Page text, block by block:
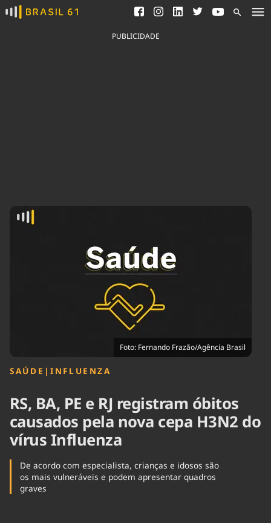
Ver todas as notícias
Saneamento
Indicadores
Agronegócios
Economia
Educação
Infraestrutura
Internacional
Política
Saúde
Tempo
PUBLICIDADE
Foto: Fernando Frazão/Agência Brasil
SAÚDE | INFLUENZA
RS, BA, PE e RJ registram óbitos
causados pela nova cepa H3N2 do
vírus Influenza
De acordo com especialista, crianças e idosos são
os mais vulneráveis e podem apresentar quadros
graves